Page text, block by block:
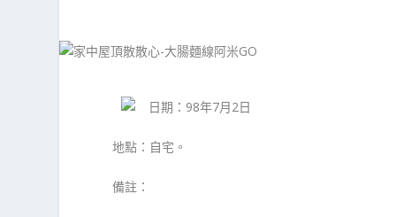
日期：98年7月2日
地點：自宅。
備註：